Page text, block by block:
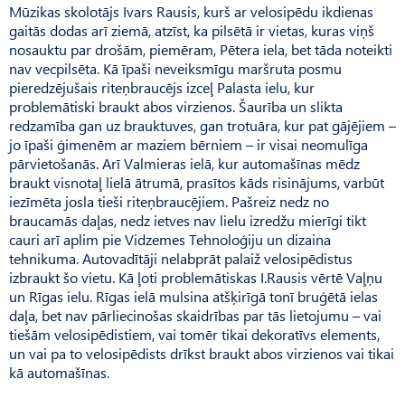
Mūzikas skolotājs Ivars Rausis, kurš ar velosipēdu ikdienas
gaitās dodas arī ziemā, atzīst, ka pilsētā ir vietas, kuras viņš
nosauktu par drošām, piemēram, Pētera iela, bet tāda noteikti
nav vecpilsēta. Kā īpaši neveiksmīgu maršruta posmu
pieredzējušais riteņbraucējs izceļ Palasta ielu, kur
problemātiski braukt abos virzienos. Šaurība un slikta
redzamība gan uz brauktuves, gan trotuāra, kur pat gājējiem –
jo īpaši ģimenēm ar maziem bērniem – ir visai neomulīga
pārvietošanās. Arī Valmieras ielā, kur automašīnas mēdz
braukt visnotaļ lielā ātrumā, prasītos kāds risinājums, varbūt
iezīmēta josla tieši riteņbraucējiem. Pašreiz nedz no
braucamās daļas, nedz ietves nav lielu izredžu mierīgi tikt
cauri arī aplim pie Vidzemes Tehnoloģiju un dizaina
tehnikuma. Autovadītāji nelabprāt palaiž velosipēdistus
izbraukt šo vietu. Kā ļoti problemātiskas I.Rausis vērtē Vaļņu
un Rīgas ielu. Rīgas ielā mulsina atšķirīgā tonī bruģētā ielas
daļa, bet nav pārliecinošas skaidrības par tās lietojumu – vai
tiešām velosipēdistiem, vai tomēr tikai dekoratīvs elements,
un vai pa to velosipēdists drīkst braukt abos virzienos vai tikai
kā automašīnas.